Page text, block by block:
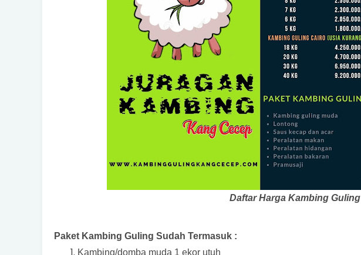
Daftar Harga Kambing Guling
Paket Kambing Guling Sudah Termasuk :
Kambing/domba muda 1 ekor utuh